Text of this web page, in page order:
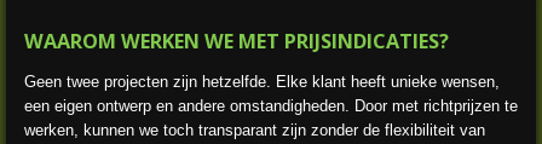
WAAROM WERKEN WE MET PRIJSINDICATIES?
Geen twee projecten zijn hetzelfde. Elke klant heeft unieke wensen,
een eigen ontwerp en andere omstandigheden. Door met richtprijzen te
werken, kunnen we toch transparant zijn zonder de flexibiliteit van